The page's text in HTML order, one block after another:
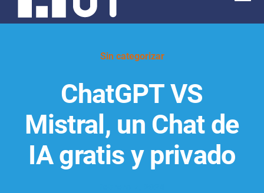
Inicio
Actualidad
Sin categorizar
ChatGPT VS
Mistral, un Chat de
IA gratis y privado